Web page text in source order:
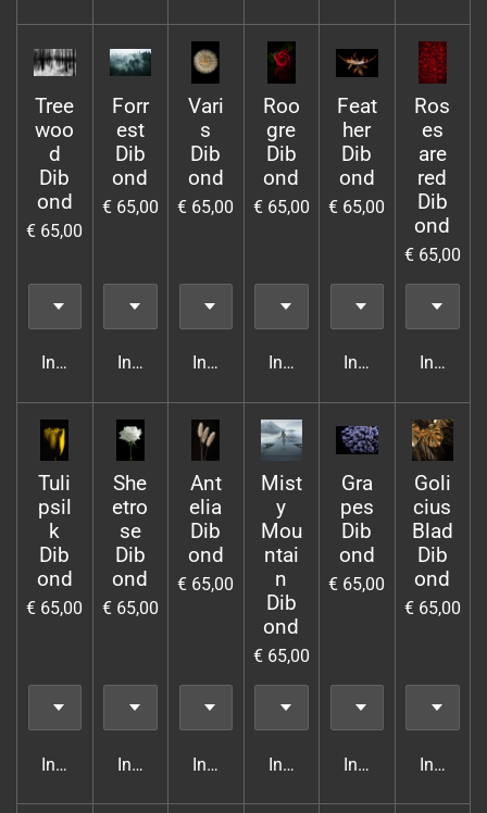
Tree
woo
d
Dib
ond
€ 65,00
In winkelwagen
Forr
est
Dib
ond
€ 65,00
In winkelwagen
Vari
s
Dib
ond
€ 65,00
In winkelwagen
Roo
gre
Dib
ond
€ 65,00
In winkelwagen
Feat
her
Dib
ond
€ 65,00
In winkelwagen
Ros
es
are
red
Dib
ond
€ 65,00
In
Tuli
psil
k
Dib
ond
€ 65,00
In winkelwagen
She
etro
se
Dib
ond
€ 65,00
In winkelwagen
Ant
elia
Dib
ond
€ 65,00
In winkelwagen
Mist
y
Mou
ntai
n
Dib
ond
€ 65,00
In winkelwagen
Gra
pes
Dib
ond
€ 65,00
In winkelwagen
Goli
cius
Blad
Dib
ond
€ 65,00
In